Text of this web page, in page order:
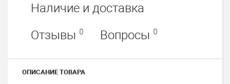
Наличие и доставка
Отзывы 0 Вопросы 0
ОПИСАНИЕ ТОВАРА